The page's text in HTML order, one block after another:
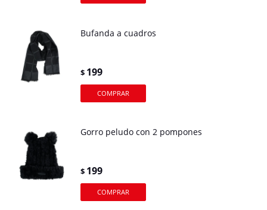
Bufanda a cuadros
$ 199
Gorro peludo con 2 pompones
$ 199